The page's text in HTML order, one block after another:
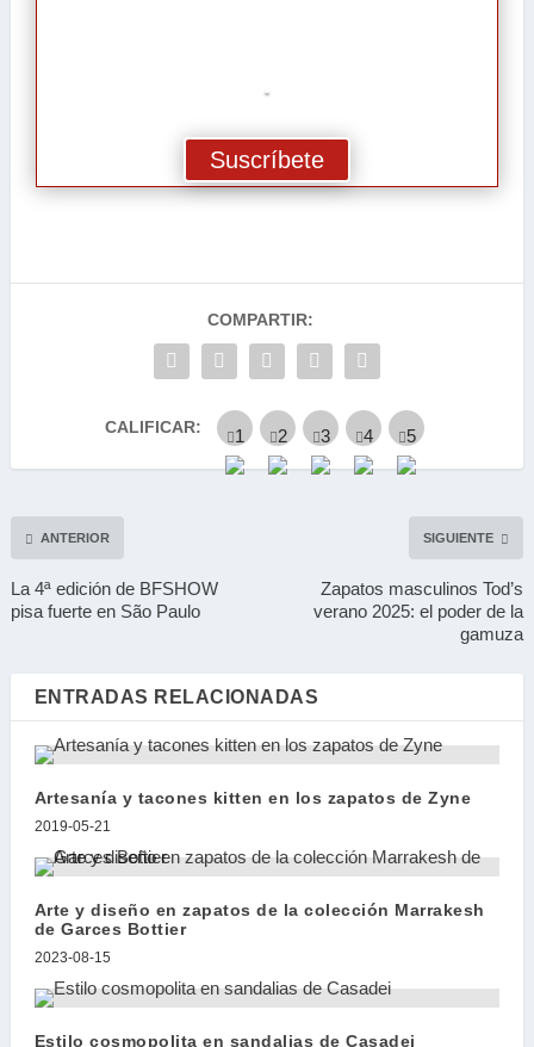
Suscríbete
COMPARTIR:
CALIFICAR:
ANTERIOR
La 4ª edición de BFSHOW
pisa fuerte en São Paulo
SIGUIENTE
Zapatos masculinos Tod’s
verano 2025: el poder de la
gamuza
ENTRADAS RELACIONADAS
Artesanía y tacones kitten en los zapatos de Zyne
2019-05-21
Arte y diseño en zapatos de la colección Marrakesh
de Garces Bottier
2023-08-15
Estilo cosmopolita en sandalias de Casadei